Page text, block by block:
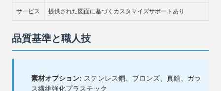
サービス 提供された図面に基づくカスタマイズサポートあり
品質基準と職人技
素材オプション: ステンレス鋼、ブロンズ、真鍮、ガラ
ス繊維強化プラスチック